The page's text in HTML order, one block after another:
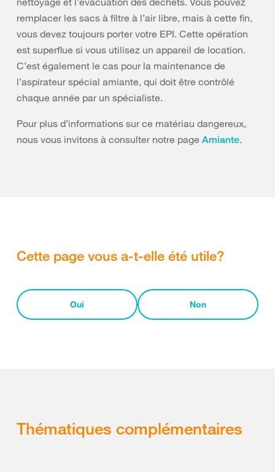
remplacer les sacs à filtre à l’air libre, mais à cette fin,
vous devez toujours porter votre EPI. Cette opération
est superflue si vous utilisez un appareil de location.
C’est également le cas pour la maintenance de
l’aspirateur spécial amiante, qui doit être contrôlé
chaque année par un spécialiste.
Pour plus d’informations sur ce matériau dangereux,
nous vous invitons à consulter notre page Amiante.
Cette page vous a-t-elle été utile?
Oui Non
Thématiques complémentaires